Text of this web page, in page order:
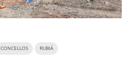
CONCELLOS RUBIÁ